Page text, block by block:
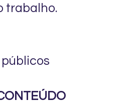
trabalho.
públicos